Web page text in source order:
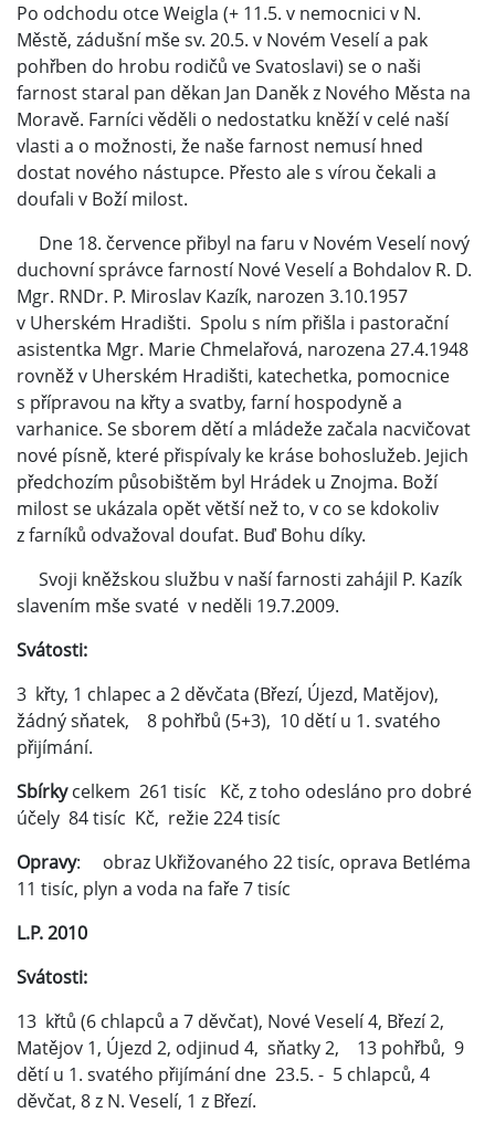
Po odchodu otce Weigla (+ 11.5. v nemocnici v N.
Městě, zádušní mše sv. 20.5. v Novém Veselí a pak
pohřben do hrobu rodičů ve Svatoslavi) se o naši
farnost staral pan děkan Jan Daněk z Nového Města na
Moravě. Farníci věděli o nedostatku kněží v celé naší
vlasti a o možnosti, že naše farnost nemusí hned
dostat nového nástupce. Přesto ale s vírou čekali a
doufali v Boží milost.
Dne 18. července přibyl na faru v Novém Veselí nový
duchovní správce farností Nové Veselí a Bohdalov R. D.
Mgr. RNDr. P. Miroslav Kazík, narozen 3.10.1957
v Uherském Hradišti. Spolu s ním přišla i pastorační
asistentka Mgr. Marie Chmelařová, narozena 27.4.1948
rovněž v Uherském Hradišti, katechetka, pomocnice
s přípravou na křty a svatby, farní hospodyně a
varhanice. Se sborem dětí a mládeže začala nacvičovat
nové písně, které přispívaly ke kráse bohoslužeb. Jejich
předchozím působištěm byl Hrádek u Znojma. Boží
milost se ukázala opět větší než to, v co se kdokoliv
z farníků odvažoval doufat. Buď Bohu díky.
Svoji kněžskou službu v naší farnosti zahájil P. Kazík
slavením mše svaté v neděli 19.7.2009.
Svátosti:
3 křty, 1 chlapec a 2 děvčata (Březí, Újezd, Matějov),
žádný sňatek, 8 pohřbů (5+3), 10 dětí u 1. svatého
přijímání.
Sbírkycelkem 261 tisíc Kč, z toho odesláno pro dobré
účely 84 tisíc Kč, režie 224 tisíc
Opravy: obraz Ukřižovaného 22 tisíc, oprava Betléma
11 tisíc, plyn a voda na faře 7 tisíc
L.P. 2010
Svátosti:
13 křtů (6 chlapců a 7 děvčat), Nové Veselí 4, Březí 2,
Matějov 1, Újezd 2, odjinud 4, sňatky 2, 13 pohřbů, 9
dětí u 1. svatého přijímání dne 23.5. - 5 chlapců, 4
děvčat, 8 z N. Veselí, 1 z Březí.